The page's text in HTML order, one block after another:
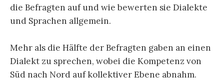
die Befragten auf und wie bewerten sie Dialekte
und Sprachen allgemein.
Mehr als die Hälfte der Befragten gaben an einen
Dialekt zu sprechen, wobei die Kompetenz von
Süd nach Nord auf kollektiver Ebene abnahm.